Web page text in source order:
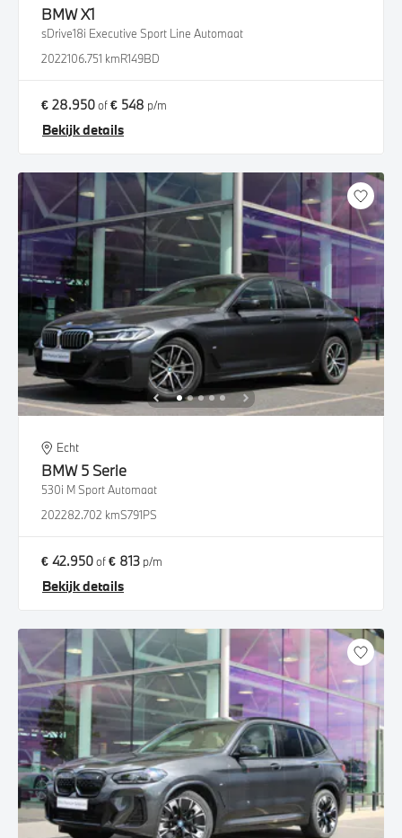
BMWX1
sDrive18i Executive Sport Line Automaat
2022106.751 kmR149BD
€ 28.950of€ 548 p/m
Bekijk details
Echt
BMW 5 Serie
530i M Sport Automaat
202282.702 kmS791PS
€ 42.950of€ 813 p/m
Bekijk details